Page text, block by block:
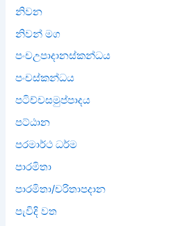
නිවන
නිවන් මග
පංචඋපාදානස්කන්ධය
පංචස්කන්ධය
පටිච්චසමුප්පාදය
පට්ඨාන
පරමාර්ථ ධර්ම
පාරමිතා
පාරමිතා/චරිතාපදාන
පැවිදි වත